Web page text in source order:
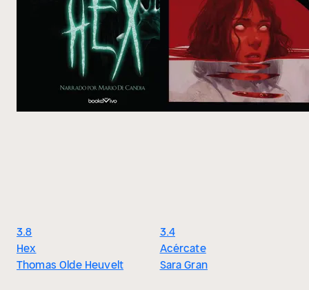
3.8
Hex
Thomas Olde Heuvelt
3.4
Acércate
Sara Gran